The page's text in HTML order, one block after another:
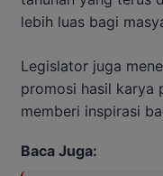
lebih luas bagi
Legislator juga
promosi hasil karya
memberi inspirasi
Baca Juga: